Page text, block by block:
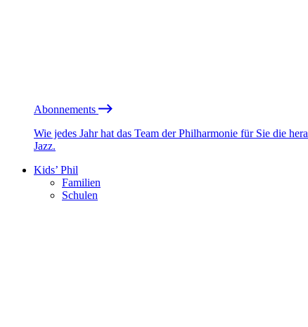
Abonnements
Wie jedes Jahr hat das Team der Philharmonie für Sie die
Jazz.
Kids’ Phil
Familien
Schulen